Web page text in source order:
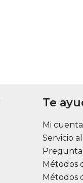
Te
Mi cuenta
Servicio
Métodos
Métodos